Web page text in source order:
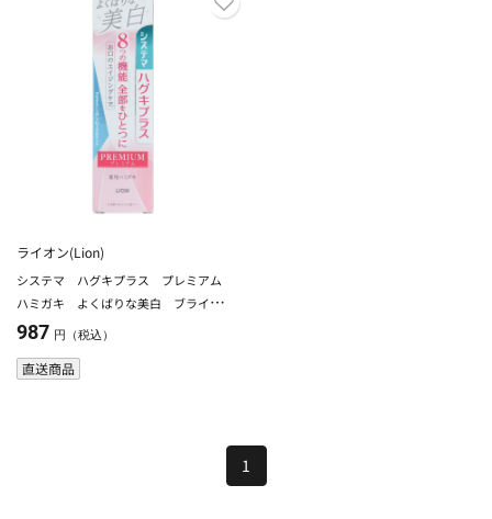
ライオン(Lion)
システマ ハグキプラス プレミアム
ハミガキ よくばりな美白 ブライト
ニングフローラルミント
987 円（税込）
直送商品
1